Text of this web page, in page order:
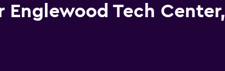
Tech Center,